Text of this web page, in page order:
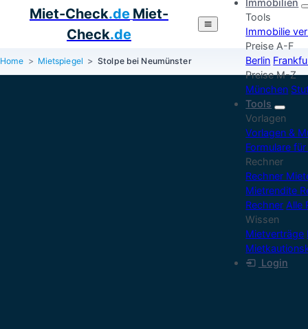
Miet-Check.de Miet-
Check.de
Immobilien
Tools
Immobilie
Preise A-F
Berlin
Preise M-Z
München
Tools
Vorlagen
Vorlagen &
Formulare
Rechner
Rechner
Mietrendite
Rechner Alle
Wissen
Mietverträge
Login
Home Mietspiegel Stolpe bei Neumünster